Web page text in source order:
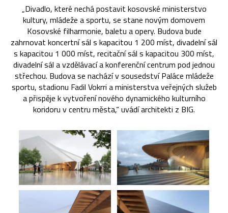
„Divadlo, které nechá postavit kosovské ministerstvo
kultury, mládeže a sportu, se stane novým domovem
Kosovské filharmonie, baletu a opery. Budova bude
zahrnovat koncertní sál s kapacitou 1 200 míst, divadelní sál
s kapacitou 1 000 míst, recitační sál s kapacitou 300 míst,
divadelní sál a vzdělávací a konferenční centrum pod jednou
střechou. Budova se nachází v sousedství Paláce mládeže
sportu, stadionu Fadil Vokrri a ministerstva veřejných služeb
a přispěje k vytvoření nového dynamického kulturního
koridoru v centru města,“ uvádí architekti z BIG.